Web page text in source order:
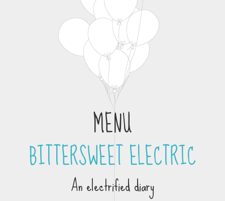
MENU
Skip to contentBITTERSWEET ELECTRIC
An electrified diary